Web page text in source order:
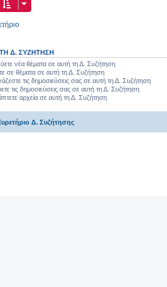
Δ. ΣΥΖΉΤΗΣΗ
νέα θέματα σε αυτή τη Δ. Συζήτηση
σε θέματα σε αυτή τη Δ. Συζήτηση
τις δημοσιεύσεις σας σε αυτή τη Δ. Συζήτηση
τις δημοσιεύσεις σας σε αυτή τη Δ. Συζήτηση
αρχεία σε αυτή τη Δ. Συζήτηση
Δ. Συζήτησης